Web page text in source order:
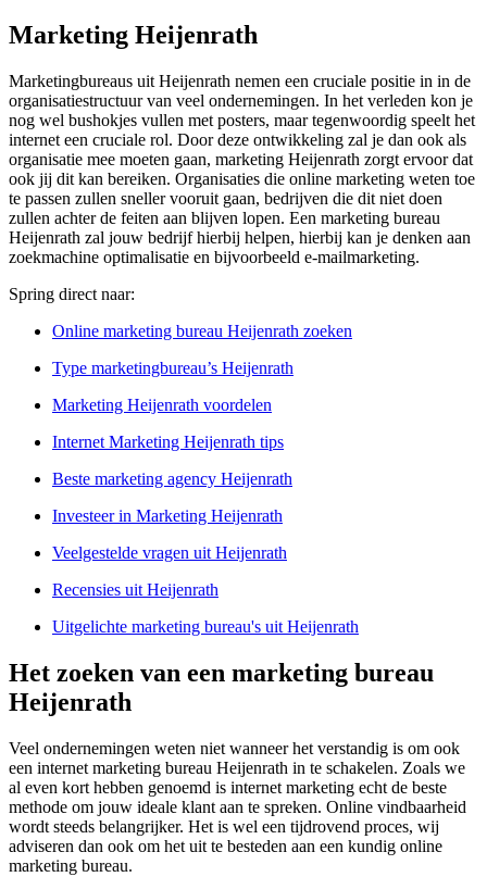
Marketing Heijenrath
Marketingbureaus uit Heijenrath nemen een cruciale positie in in de
organisatiestructuur van veel ondernemingen. In het verleden kon je
nog wel bushokjes vullen met posters, maar tegenwoordig speelt het
internet een cruciale rol. Door deze ontwikkeling zal je dan ook als
organisatie mee moeten gaan, marketing Heijenrath zorgt ervoor dat
ook jij dit kan bereiken. Organisaties die online marketing weten toe
te passen zullen sneller vooruit gaan, bedrijven die dit niet doen
zullen achter de feiten aan blijven lopen. Een marketing bureau
Heijenrath zal jouw bedrijf hierbij helpen, hierbij kan je denken aan
zoekmachine optimalisatie en bijvoorbeeld e-mailmarketing.
Spring direct naar:
Online marketing bureau Heijenrath zoeken
Type marketingbureau’s Heijenrath
Marketing Heijenrath voordelen
Internet Marketing Heijenrath tips
Beste marketing agency Heijenrath
Investeer in Marketing Heijenrath
Veelgestelde vragen uit Heijenrath
Recensies uit Heijenrath
Uitgelichte marketing bureau's uit Heijenrath
Het zoeken van een marketing bureau
Heijenrath
Veel ondernemingen weten niet wanneer het verstandig is om ook
een internet marketing bureau Heijenrath in te schakelen. Zoals we
al even kort hebben genoemd is internet marketing echt de beste
methode om jouw ideale klant aan te spreken. Online vindbaarheid
wordt steeds belangrijker. Het is wel een tijdrovend proces, wij
adviseren dan ook om het uit te besteden aan een kundig online
marketing bureau.